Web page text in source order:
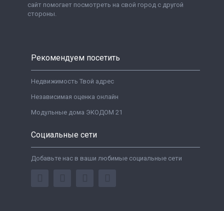
сайт помогает посмотреть на свой город с другой
стороны.
Рекомендуем посетить
Недвижимость Твой адрес
Независимая оценка онлайн
Модульные дома ЭКОДОМ 21
Социальные сети
Добавьте нас в ваши любимые социальные сети